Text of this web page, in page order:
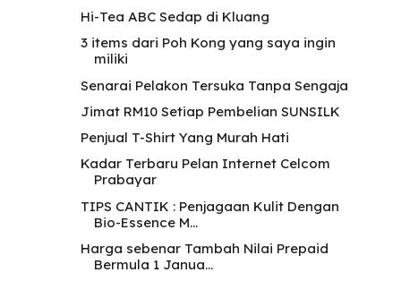
Hi-Tea ABC Sedap di Kluang
3 items dari Poh Kong yang saya ingin
miliki
Senarai Pelakon Tersuka Tanpa Sengaja
Jimat RM10 Setiap Pembelian SUNSILK
Penjual T-Shirt Yang Murah Hati
Kadar Terbaru Pelan Internet Celcom
Prabayar
TIPS CANTIK : Penjagaan Kulit Dengan
Bio-Essence M...
Harga sebenar Tambah Nilai Prepaid
Bermula 1 Janua...